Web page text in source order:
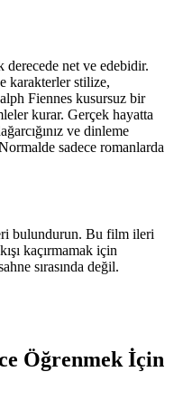
derecede net ve edebidir.
karakterler stilize,
Fiennes kusursuz bir
kurar. Gerçek hayatta
ve dinleme
sadece romanlarda
bulundurun. Bu film ileri
kaçırmamak için
sırasında değil.
Öğrenmek İçin